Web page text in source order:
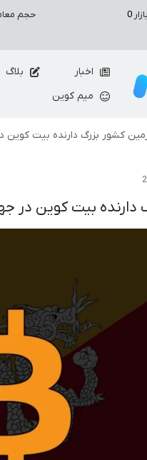
0 حجم
اخبار بلاگ
میم کوین
کشور بزرگ دارنده بیت کوین
دارنده بیت کوین در